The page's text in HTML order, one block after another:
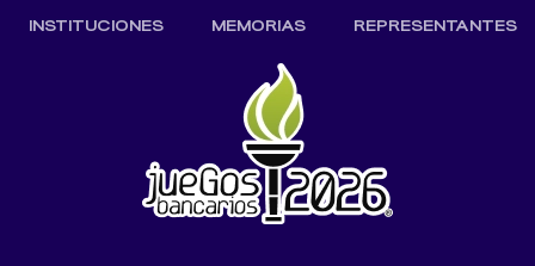
INSTITUCIONES
MEMORIAS REPRESENTANTES